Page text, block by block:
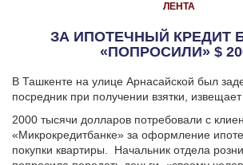
ЛЕНТА
ЗА ИПОТЕЧНЫЙ КРЕДИТ
«ПОПРОСИЛИ» $
В Ташкенте на улице Арнасайской был
посредник при получении взятки,
2000 тысячи долларов потребовали с
«Микрокредитбанке» за оформление
покупки квартиры. Начальник отдела